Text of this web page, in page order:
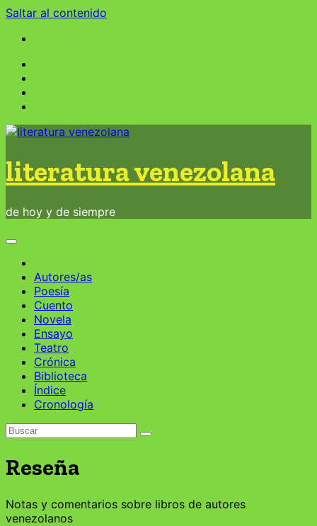
Saltar al contenido
literatura venezolana
de hoy y de siempre
Autores/as
Poesía
Cuento
Novela
Ensayo
Teatro
Crónica
Biblioteca
Índice
Cronología
Reseña
Notas y comentarios sobre libros de autores
venezolanos